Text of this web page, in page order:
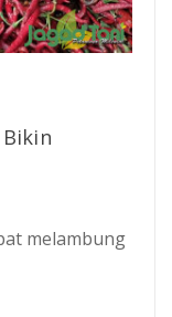
melambung